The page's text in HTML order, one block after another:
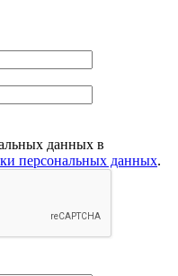
данных в
персональных данных.